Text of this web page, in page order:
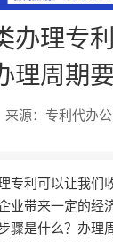
办理专
理周期
来源：专利代办公
专利可以让我们
业带来一定的经
骤是什么？办理